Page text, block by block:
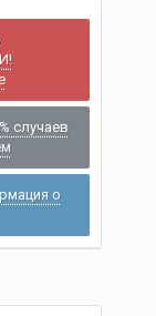
случаев
о